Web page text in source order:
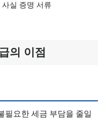
사실 증명 서류
의 이점
필요한 세금 부담을 줄일